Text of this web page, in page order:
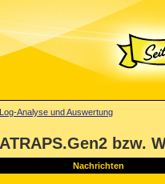
Log-Analyse und Auswertung
bzw.
Nachrichten